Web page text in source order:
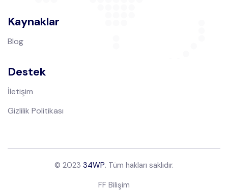
Kaynaklar
Blog
Destek
İletişim
Gizlilik Politikası
© 2023 34WP. Tüm hakları saklıdır.
FF Bilişim